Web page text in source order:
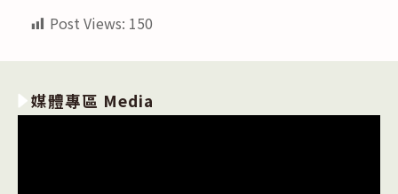
Post Views: 150
媒體專區 Media